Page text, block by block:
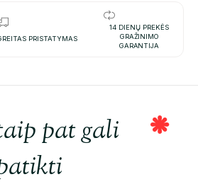
PRISTATYMAS
14 DIENŲ PREKĖS
GRAŽINIMO
GARANTIJA
pat gali